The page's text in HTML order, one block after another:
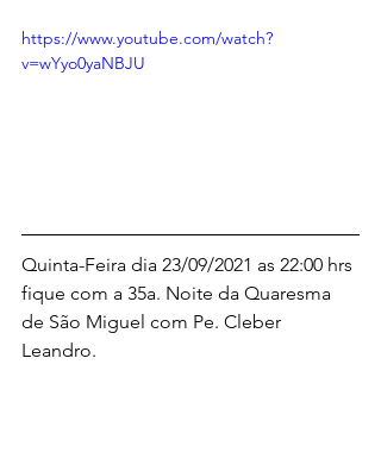
https://www.youtube.com/watch?
v=wYyo0yaNBJU
Quinta-Feira dia 23/09/2021 as 22:00 hrs
fique com a 35a. Noite da Quaresma
de São Miguel com Pe. Cleber
Leandro.